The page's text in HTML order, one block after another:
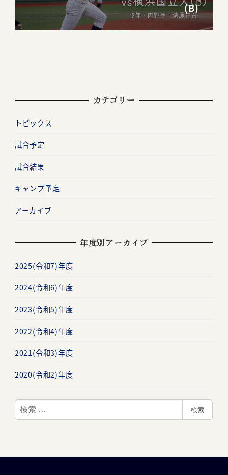
(B)
カテゴリー
トピックス
試合予定
試合結果
キャンプ予定
アーカイブ
年度別アーカイブ
2025(令和7)年度
2024(令和6)年度
2023(令和5)年度
2022(令和4)年度
2021(令和3)年度
2020(令和2)年度
検
索
検索